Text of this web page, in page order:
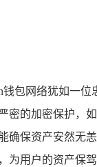
包网络犹如一
密的加密保护，
保资产安然无
用户的资产保